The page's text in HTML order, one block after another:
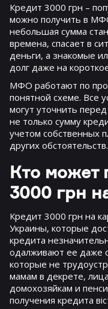
Кредит 3000 грн –
можно получить в
небольшая сумма
времена, спасает в
деньги, а знакомые
долг даже на
МФО работают по
понятной схеме. Все
могут уточнить
не только сумму
учетом собственных
других обстоятельств.
Кто может
3000 грн
Кредит 3000 грн на
Украины, которые
кредита
одалживают ее даже
которые не
мамам в декрете,
домохозяйкам и
получения кредита